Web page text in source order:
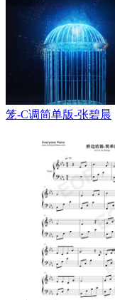
笼-C调简单版-张碧晨